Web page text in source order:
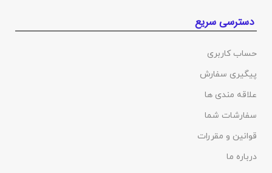
دسترسی سریع
حساب کاربری
پیگیری سفارش
علاقه مندی ها
سفارشات شما
قوانین و مقررات
درباره ما